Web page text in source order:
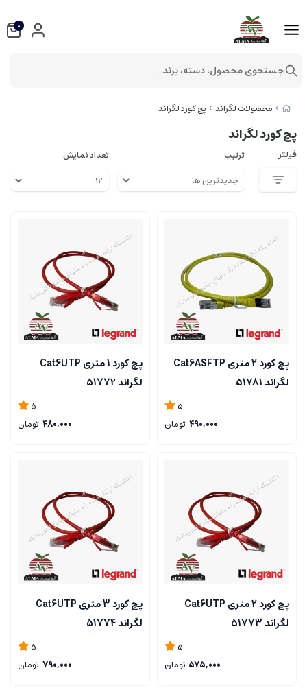
محصولات لگراند پچ کورد لگراند
پچ کورد لگراند
فیلتر ترتیب تعداد نمایش
پچ کورد 2 متری Cat6ASFTP
لگراند 51781
5
490,000 تومان
پچ کورد 1 متری Cat6UTP
لگراند 51772
5
480,000 تومان
پچ کورد 2 متری Cat6UTP
لگراند 51773
5
575,000 تومان
پچ کورد 3 متری Cat6UTP
لگراند 51774
5
790,000 تومان
0
جستجوی محصول، دسته، برند...